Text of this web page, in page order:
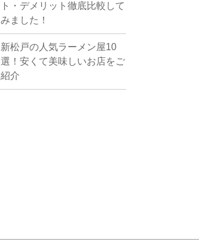
ト・デメリット徹底比較して
みました！
新松戸の人気ラーメン屋10
選！安くて美味しいお店をご
紹介